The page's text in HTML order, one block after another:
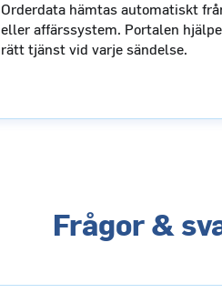
Orderdata hämtas automatiskt
eller affärssystem. Portalen
rätt tjänst vid varje sändelse.
Frågor &